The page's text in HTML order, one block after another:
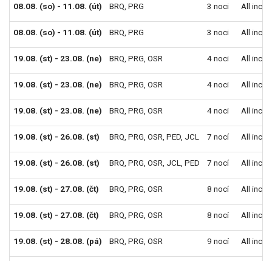
08.08. (so) - 11.08. (út) BRQ PRG 3 noci All
08.08. (so) - 11.08. (út) BRQ PRG 3 noci All
19.08. (st) - 23.08. (ne) BRQ PRG OSR 4 noci All
19.08. (st) - 23.08. (ne) BRQ PRG OSR 4 noci All
19.08. (st) - 23.08. (ne) BRQ PRG OSR 4 noci All
19.08. (st) - 26.08. (st) BRQ PRG OSR PED JCL 7 nocí All
19.08. (st) - 26.08. (st) BRQ PRG OSR JCL PED 7 nocí All
19.08. (st) - 27.08. (čt) BRQ PRG OSR 8 nocí All
19.08. (st) - 27.08. (čt) BRQ PRG OSR 8 nocí All
19.08. (st) - 28.08. (pá) BRQ PRG OSR 9 nocí All